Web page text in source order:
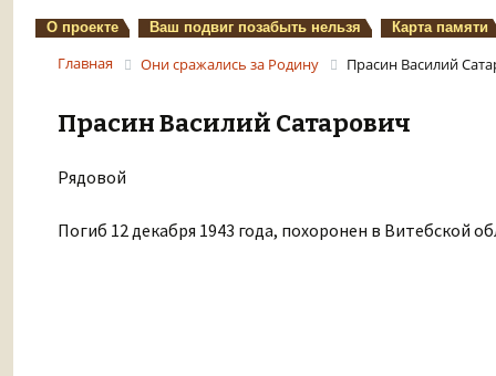
О проекте Ваш подвиг позабыть нельзя Карта памяти
Главная Они сражались за Родину Прасин Василий
Прасин Василий Сатарович
Рядовой
Погиб 12 декабря 1943 года, похоронен в Витебской